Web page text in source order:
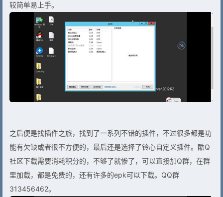
较简单易上手。
之后便是找插件之旅，找到了一系列不错的插件，不过很多都是功
能有欠缺或者很不方便的，最后还是选择了铃心自定义插件。酷Q
社区下载需要消耗积分的，不够了就惨了，可以直接加Q群，在群
里加载，都是免费的，还有许多的epk可以下载。QQ群
313456462。